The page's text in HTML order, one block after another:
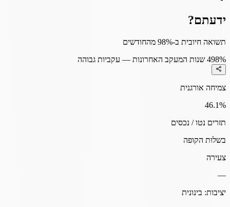
ידעתם?
תשואה חיובית ב-98% מהחודשים
98%4 שנות המעקב האחרונות — עקביות גבוהה
צמיחה אורגנית
46.1%
תזרים נטו / נכסים
בשלות הקופה
צעירה
—
יציבות: בינונית